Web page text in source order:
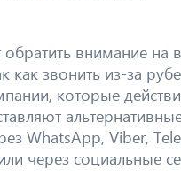
обратить внимание
как звонить из-за
которые
WhatsApp, Viber,
через социальные